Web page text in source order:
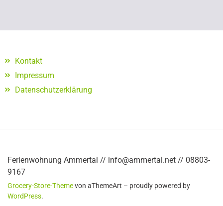
Kontakt
Impressum
Datenschutzerklärung
Ferienwohnung Ammertal // info@ammertal.net // 08803-
9167
Grocery-Store-Themevon aThemeArt – proudly powered by
WordPress.